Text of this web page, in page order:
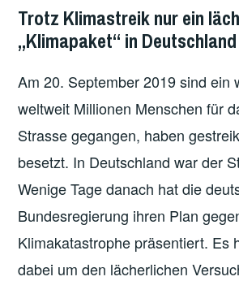
KLIMAPROTESTE
Trotz Klimastreik nur ein
„Klimapaket“ in Deutschland
Am 20. September 2019 sind ein
weltweit Millionen Menschen für
Strasse gegangen, haben
besetzt. In Deutschland war der
Wenige Tage danach hat die
Bundesregierung ihren Plan
Klimakatastrophe präsentiert. Es
dabei um den lächerlichen